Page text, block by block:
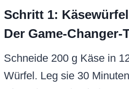
Schritt 1:
Der Game-Changer-
Schneide 200 g Käse in
Würfel. Leg sie 30